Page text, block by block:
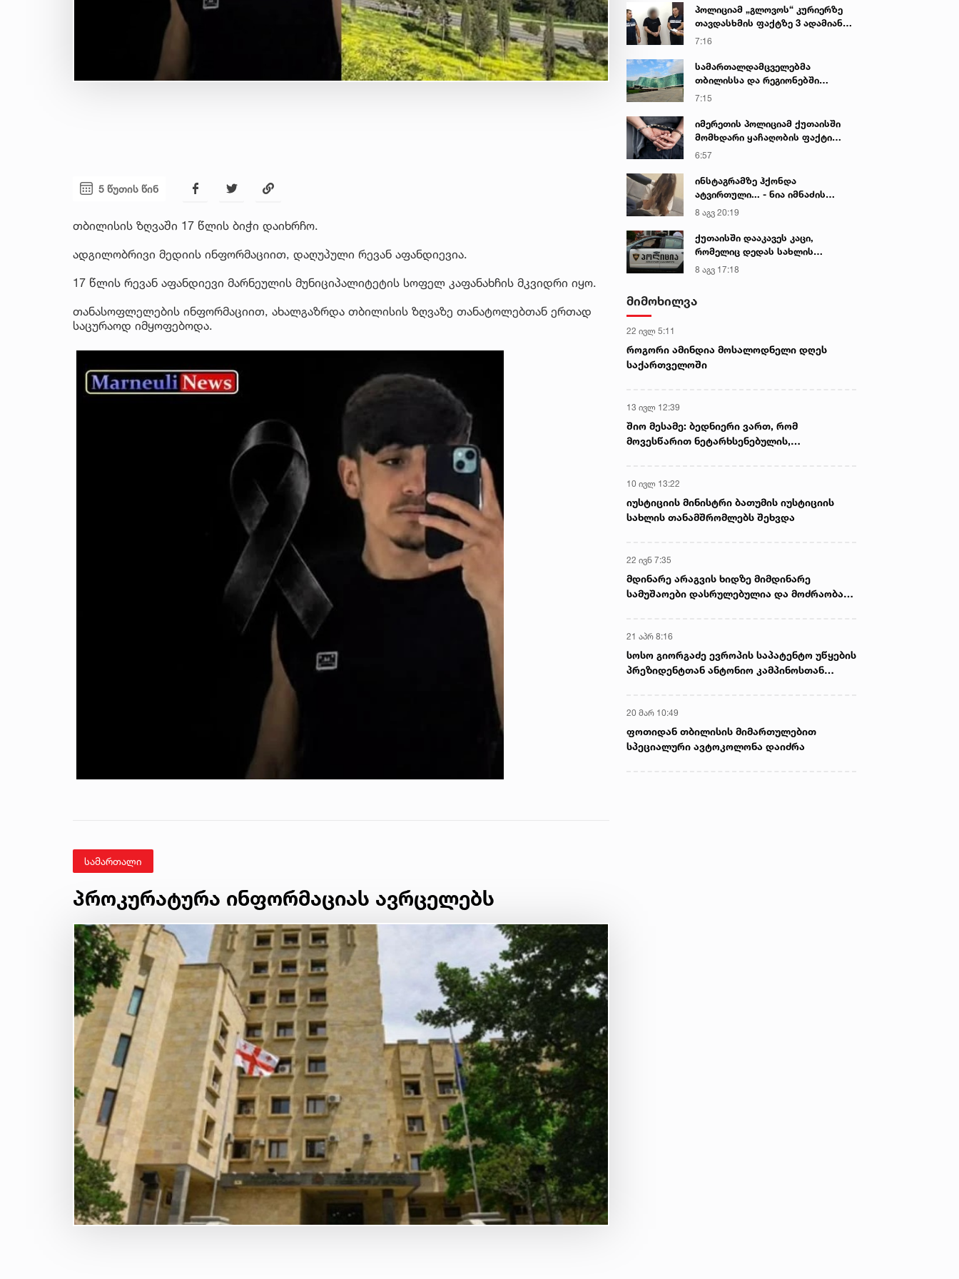
5 წუთის წინ
თბილისის ზღვაში 17 წლის ბიჭი დაიხრჩო.
ადგილობრივი მედიის ინფორმაციით, დაღუპული რევან აფანდიევია.
17 წლის რევან აფანდიევი მარნეულის მუნიციპალიტეტის სოფელ კაფანახჩის მკვიდრი იყო.
თანასოფლელების ინფორმაციით, ახალგაზრდა თბილისის ზღვაზე თანატოლებთან ერთად
საცურაოდ იმყოფებოდა.
სამართალი
პროკურატურა ინფორმაციას ავრცელებს
პოლიციამ „გლოვოს“ კურიერზე
თავდასხმის ფაქტზე 3 ადამიანი
დააკავა
7:16
სამართალდამცველებმა
თბილისსა და რეგიონებში
უკანონო ცეცხლსასროლი
ამოიღეს
7:15
იმერეთის პოლიციამ ქუთაისში
მომხდარი ყაჩაღობის ფაქტი
გახსნა - დაკავებულია ერთი პირი
6:57
ინსტაგრამზე ჰქონდა
ატვირთული... - ნია იმნაძის
რომელ ფოტოზე საუბრობს გიგა
ავალიანის დედა
8 აგვ 20:19
ქუთაისში დააკავეს კაცი,
რომელიც დედას სახლის
გადაწვით დაემუქრა
8 აგვ 17:18
მიმოხილვა
22 ივლ 5:11
როგორი ამინდია მოსალოდნელი დღეს
საქართველოში
13 ივლ 12:39
შიო მესამე: ბედნიერი ვართ, რომ
მოვესწარით ნეტარხსენებულის,
10 ივლ 13:22
იუსტიციის მინისტრი ბათუმის იუსტიციის
სახლის თანამშრომლებს შეხვდა
22 ივნ 7:35
მდინარე არაგვის ხიდზე მიმდინარე
სამუშაოები დასრულებულია და მოძრაობა
21 აპრ 8:16
სოსო გიორგაძე ევროპის საპატენტო უწყების
პრეზიდენტთან ანტონიო კამპინოსთან
20 მარ 10:49
ფოთიდან თბილისის მიმართულებით
სპეციალური ავტოკოლონა დაიძრა